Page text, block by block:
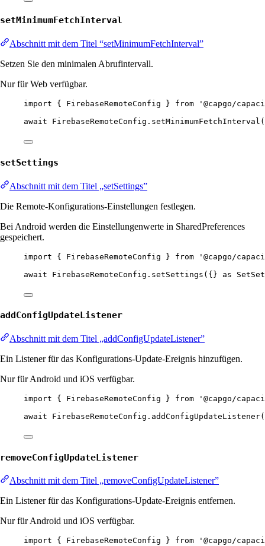
setMinimumFetchInterval
Abschnitt mit dem Titel “setMinimumFetchInterval”
Setzen Sie den minimalen Abrufintervall.
Nur für Web verfügbar.
import { FirebaseRemoteConfig } from
'@capgo/
await FirebaseRemoteConfig. setMinimumFetchInterval
setSettings
Abschnitt mit dem Titel „setSettings”
Die Remote-Konfigurations-Einstellungen festlegen.
Bei Android werden die Einstellungenwerte in SharedPreferences
gespeichert.
import { FirebaseRemoteConfig } from
'@capgo/
await FirebaseRemoteConfig. setSettings ({} as
addConfigUpdateListener
Abschnitt mit dem Titel „addConfigUpdateListener”
Ein Listener für das Konfigurations-Update-Ereignis hinzufügen.
Nur für Android und iOS verfügbar.
import { FirebaseRemoteConfig } from
'@capgo/
await FirebaseRemoteConfig. addConfigUpdateListener
removeConfigUpdateListener
Abschnitt mit dem Titel „removeConfigUpdateListener”
Ein Listener für das Konfigurations-Update-Ereignis entfernen.
Nur für Android und iOS verfügbar.
import { FirebaseRemoteConfig } from
'@capgo/